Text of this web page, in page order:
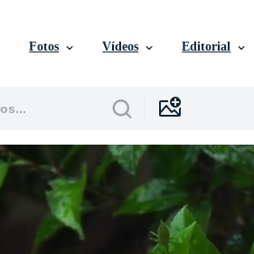
Fotos Vídeos Editorial